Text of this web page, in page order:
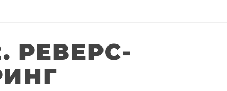
РЕВЕРС-